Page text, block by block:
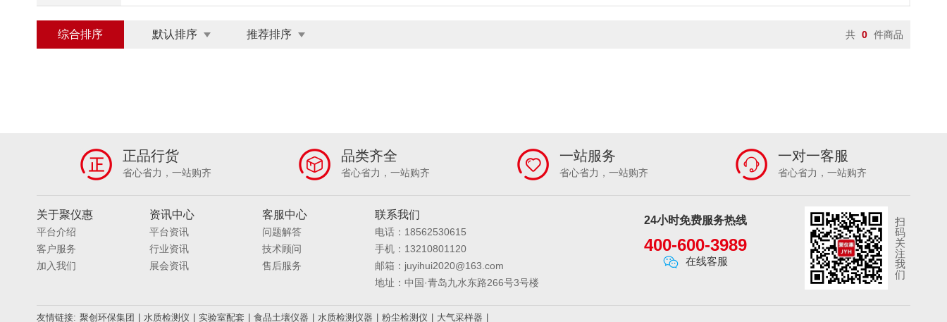
综合排序 默认排序 推荐排序 共 0 件商品
正品行货
省心省力，一站购齐
品类齐全
省心省力，一站购齐
一站服务
省心省力，一站购齐
一对一客服
省心省力，一站购齐
关于聚仪惠
平台介绍
客户服务
加入我们
资讯中心
平台资讯
行业资讯
展会资讯
客服中心
问题解答
技术顾问
售后服务
联系我们
电话：18562530615
手机：13210801120
邮箱：juyihui2020@163.com
地址：中国·青岛九水东路266号3号楼
24小时免费服务热线
400-600-3989
在线客服
扫
码
关
注
我
们
友情链接: 聚创环保集团 水质检测仪 实验室配套 食品土壤仪器 水质检测仪器 粉尘检测仪 大气采样器